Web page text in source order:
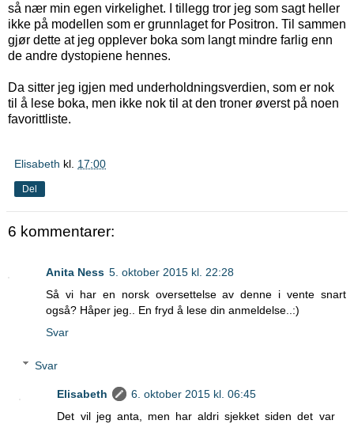
så nær min egen virkelighet. I tillegg tror jeg som sagt heller
ikke på modellen som er grunnlaget for Positron. Til sammen
gjør dette at jeg opplever boka som langt mindre farlig enn
de andre dystopiene hennes.
Da sitter jeg igjen med underholdningsverdien, som er nok
til å lese boka, men ikke nok til at den troner øverst på noen
favorittliste.
Elisabeth kl. 17:00
Del
6 kommentarer:
Anita Ness 5. oktober 2015 kl. 22:28
Så vi har en norsk oversettelse av denne i vente snart
også? Håper jeg.. En fryd å lese din anmeldelse..:)
Svar
Svar
Elisabeth
6. oktober 2015 kl. 06:45
Det vil jeg anta, men har aldri sjekket siden det var